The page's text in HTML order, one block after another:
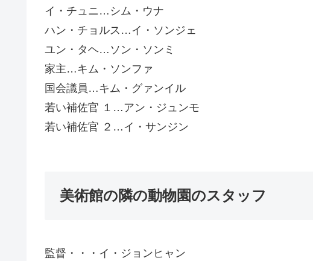
イ・チュニ…シム・ウナ
ハン・チョルス…イ・ソンジェ
ユン・タヘ…ソン・ソンミ
家主…キム・ソンファ
国会議員…キム・グァンイル
若い補佐官 １…アン・ジュンモ
若い補佐官 ２…イ・サンジン
美術館の隣の動物園のスタッフ
監督・・・イ・ジョンヒャン